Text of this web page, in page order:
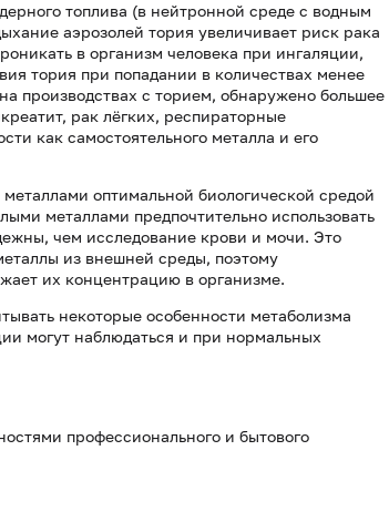
топлива (в нейтронной среде с водным
аэрозолей тория увеличивает риск рака
в организм человека при ингаляции,
тория при попадании в количествах менее
производствах с торием, обнаружено большее
рак лёгких, респираторные
как самостоятельного металла и его
оптимальной биологической средой
металлами предпочтительно использовать
чем исследование крови и мочи. Это
из внешней среды, поэтому
их концентрацию в организме.
некоторые особенности метаболизма
могут наблюдаться и при нормальных
профессионального и бытового